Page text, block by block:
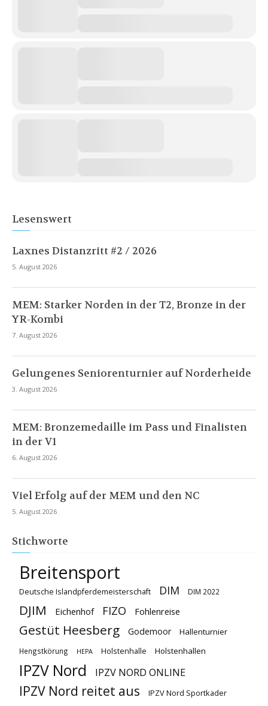
Lesenswert
Laxnes Distanzritt #2 / 2026
5. August 2026
MEM: Starker Norden in der T2, Bronze in der
YR-Kombi
7. August 2026
Gelungenes Seniorenturnier auf Norderheide
3. August 2026
MEM: Bronzemedaille im Pass und Finalisten
in der V1
6. August 2026
Viel Erfolg auf der MEM und den NC
5. August 2026
Stichworte
Breitensport
Deutsche Islandpferdemeisterschaft DIM DIM 2022
DJIM Eichenhof FIZO Fohlenreise
Gestüt Heesberg Godemoor Hallenturnier
Hengstkörung HEPA Holstenhalle Holstenhallen
IPZV Nord IPZV NORD ONLINE
IPZV Nord reitet aus IPZV Nord Sportkader